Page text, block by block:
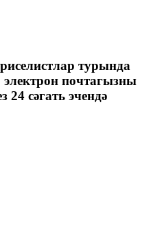
турында
почтагызны
24 сәгать эчендә